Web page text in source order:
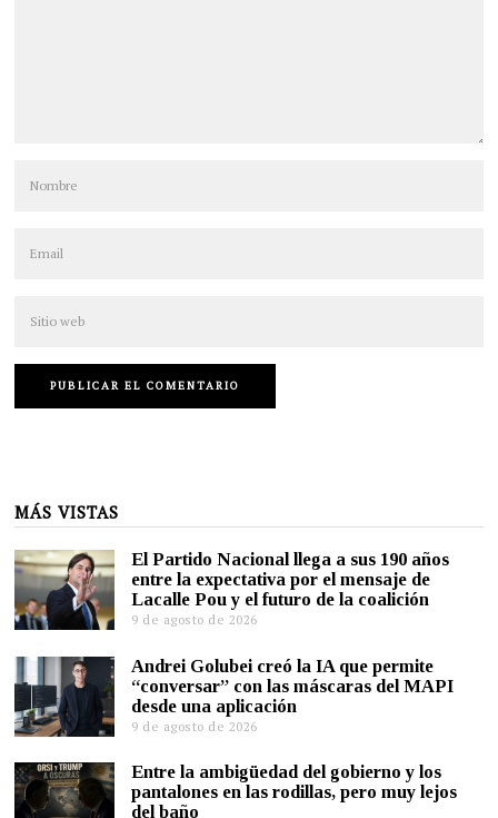
MÁS VISTAS
El Partido Nacional llega a sus 190 años
entre la expectativa por el mensaje de
Lacalle Pou y el futuro de la coalición
9 de agosto de 2026
Andrei Golubei creó la IA que permite
“conversar” con las máscaras del MAPI
desde una aplicación
9 de agosto de 2026
Entre la ambigüedad del gobierno y los
pantalones en las rodillas, pero muy lejos
del baño